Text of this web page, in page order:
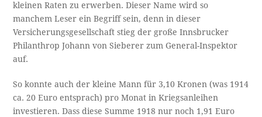
kleinen Raten zu erwerben. Dieser Name wird so
manchem Leser ein Begriff sein, denn in dieser
Versicherungsgesellschaft stieg der große Innsbrucker
Philanthrop Johann von Sieberer zum General-Inspektor
auf.
So konnte auch der kleine Mann für 3,10 Kronen (was 1914
ca. 20 Euro entsprach) pro Monat in Kriegsanleihen
investieren. Dass diese Summe 1918 nur noch 1,91 Euro